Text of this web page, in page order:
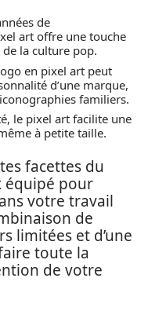
de
art offre une touche
la culture pop.
en pixel art peut
d’une marque,
familiers.
le pixel art facilite une
à petite taille.
facettes du
équipé pour
votre travail
de
limitées et d’une
toute la
de votre